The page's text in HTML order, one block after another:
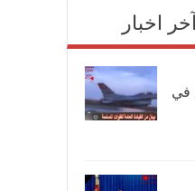
اخبار
في